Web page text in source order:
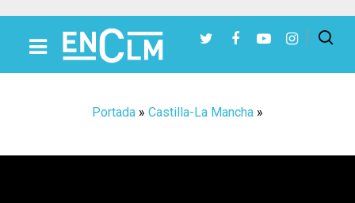
Portada » Castilla-La Mancha »